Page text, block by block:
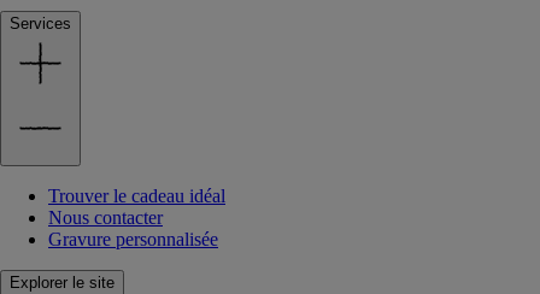
Services
Trouver le cadeau idéal
Nous contacter
Gravure personnalisée
Explorer le site